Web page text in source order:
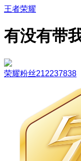
王者荣耀
有没有带
荣耀粉丝212237838